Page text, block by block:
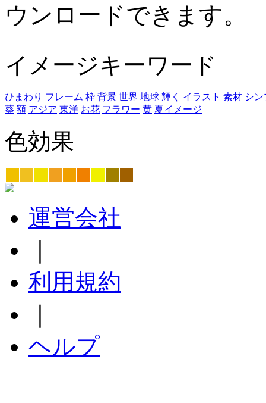
ウンロードできます。
イメージキーワード
ひまわり フレーム 枠 背景 世界 地球 輝く イラスト 素材 シ
葵 額 アジア 東洋 お花 フラワー 黄 夏イメージ
色効果
運営会社
利用規約
ヘルプ